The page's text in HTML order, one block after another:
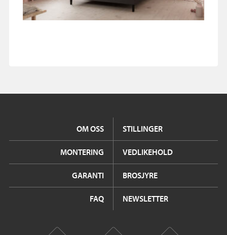
OM OSS STILLINGER
MONTERING VEDLIKEHOLD
GARANTI BROSJYRE
FAQ NEWSLETTER